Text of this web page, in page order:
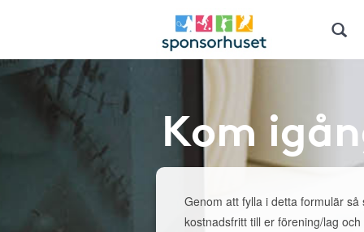
Kom
Genom att fylla i detta formulär så
kostnadsfritt till er förening/lag